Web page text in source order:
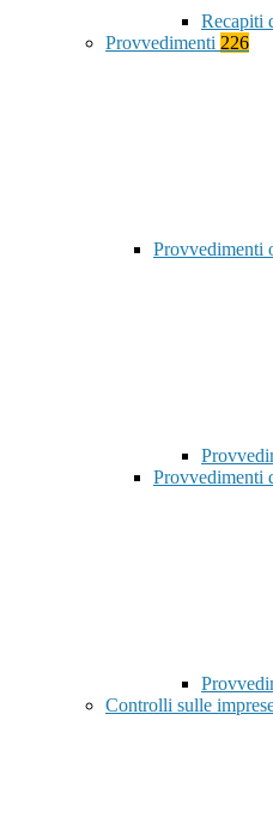
Recapiti
Provvedimenti 226
Provvedimenti
Provvedimenti
Controlli sulle